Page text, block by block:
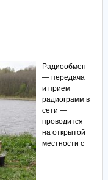
Радиообмен
— передача
и прием
радиограмм в
сети —
проводится
на открытой
местности с